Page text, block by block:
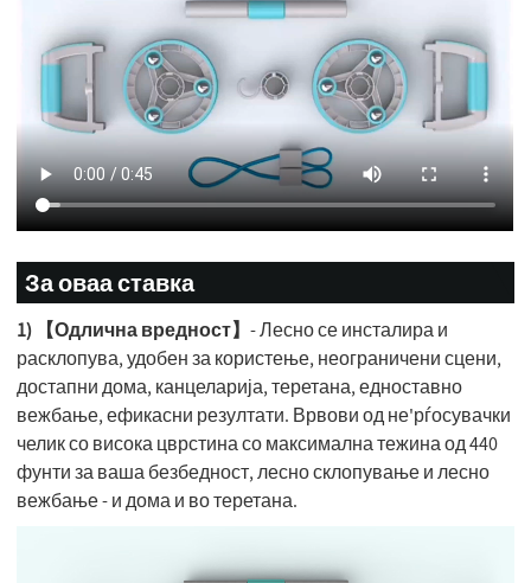
За оваа ставка
1) 【Одлична вредност】- Лесно се инсталира и
расклопува, удобен за користење, неограничени сцени,
достапни дома, канцеларија, теретана, едноставно
вежбање, ефикасни резултати. Врвови од не'рѓосувачки
челик со висока цврстина со максимална тежина од 440
фунти за ваша безбедност, лесно склопување и лесно
вежбање - и дома и во теретана.